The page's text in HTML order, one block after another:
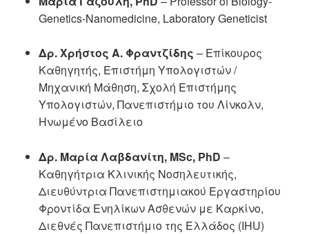
Genetics-Nanomedicine, Laboratory Geneticist
Δρ. Χρήστος Α. Φραντζίδης – Επίκουρος
Καθηγητής, Επιστήμη Υπολογιστών /
Μηχανική Μάθηση, Σχολή Επιστήμης
Υπολογιστών, Πανεπιστήμιο του Λίνκολν,
Ηνωμένο Βασίλειο
Δρ. Μαρία Λαβδανίτη, MSc, PhD –
Καθηγήτρια Κλινικής Νοσηλευτικής,
Διευθύντρια Πανεπιστημιακού Εργαστηρίου
Φροντίδα Ενηλίκων Ασθενών με Καρκίνο,
Διεθνές Πανεπιστήμιο της Ελλάδος (IHU)